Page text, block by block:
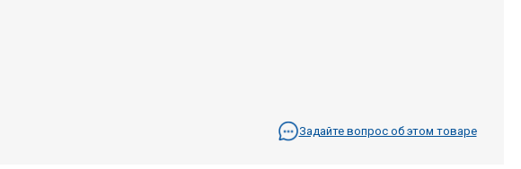
Задайте вопрос об этом товаре